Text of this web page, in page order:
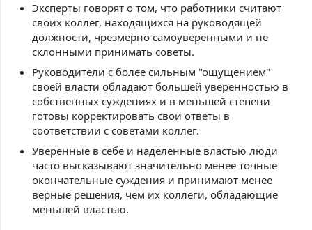
Эксперты говорят о том, что работники считают
своих коллег, находящихся на руководящей
должности, чрезмерно самоуверенными и не
склонными принимать советы.
Руководители с более сильным "ощущением"
своей власти обладают большей уверенностью в
собственных суждениях и в меньшей степени
готовы корректировать свои ответы в
соответствии с советами коллег.
Уверенные в себе и наделенные властью люди
часто высказывают значительно менее точные
окончательные суждения и принимают менее
верные решения, чем их коллеги, обладающие
меньшей властью.